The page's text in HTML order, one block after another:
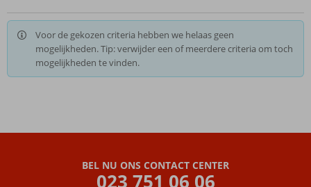
Voor de gekozen criteria hebben we helaas geen
mogelijkheden. Tip: verwijder een of meerdere criteria om toch
mogelijkheden te vinden.
BEL NU ONS CONTACT CENTER
023 751 06 06